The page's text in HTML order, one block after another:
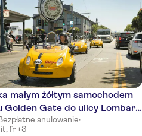
małym żółtym samochodem
Golden Gate do ulicy Lombard
anulowanie·
fr +3